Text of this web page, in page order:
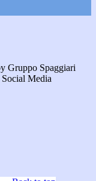
Gruppo Spaggiari
Media